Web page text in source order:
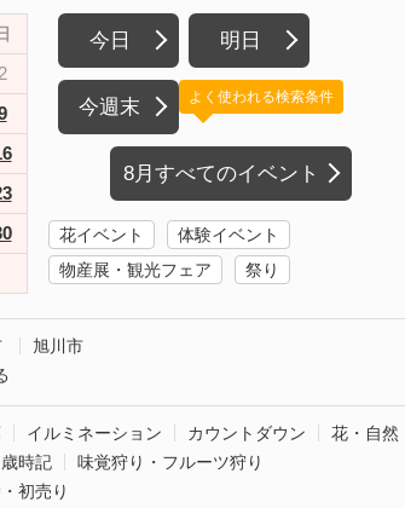
今日 明日
今週末
8月すべてのイベント
よく使われる検索条件
花イベント
体験イベント
物産展・観光フェア
祭り
旭川市
イルミネーション カウントダウン
花・自然
時記
味覚狩り・フルーツ狩り
初売り